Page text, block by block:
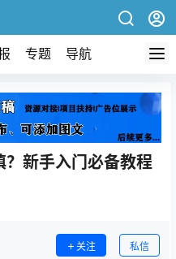
专题 导航
新手入门必备教程
关注 私信